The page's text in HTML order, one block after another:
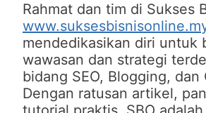
Rahmat dan tim di Sukses
mendedikasikan diri untuk
wawasan dan strategi
bidang SEO, Blogging,
Dengan ratusan artikel,